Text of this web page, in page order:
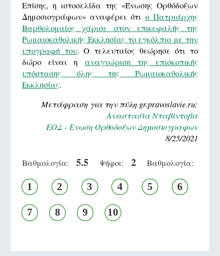
Επίσης, η ιστοσελίδα της «Ένωσης Ορθόδοξων
Δημοσιογράφων» αναφέρει ότι ο Πατριάρχης
Βαρθολομαίος χάρισε στον επικεφαλής της
Ρωμαιοκαθολικής Εκκλησίας το εγκόλπιο με την
υπογραφή του. Ο τελευταίος θεώρησε ότι το
δώρο είναι η αναγνώριση της επισκοπικής
υπόστασης όλης της Ρωμαιοκαθολικής
Εκκλησίας.
Μετάφραση για την πύλη gr.pravoslavie.ru:
Αναστασία Νταβίντοβα
ΕΟΔ - Ενωση Ορθοδοξων Δημοσιογραφων
8/25/2021
Βαθμολογία: 5.5 Ψήφοι: 2 Βαθμολογία:
1 2 3 4 5 6
7 8 9 10